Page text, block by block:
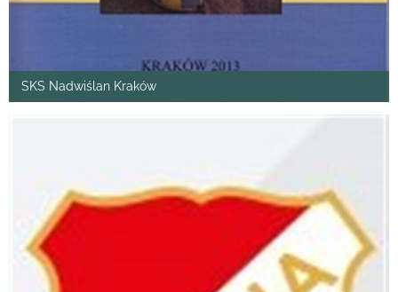
SKS Nadwiślan Kraków